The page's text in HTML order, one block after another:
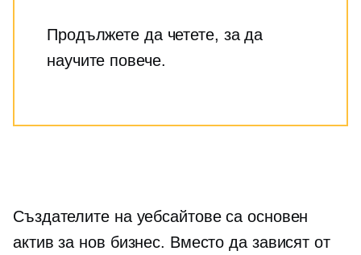
Продължете да четете, за да
научите повече.
Създателите на уебсайтове са основен
актив за нов бизнес. Вместо да зависят от